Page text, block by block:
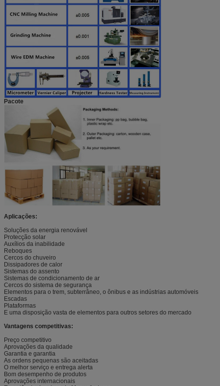
Pacote
Aplicações:
Soluções da energia renovável
Protecção solar
Auxílios da inabilidade
Reboques
Cercos do chuveiro
Dissipadores de calor
Sistemas do assento
Sistemas de condicionamento de ar
Cercos do sistema de segurança
Elementos para o trem, subterrâneo, o ônibus e as indústrias automóveis
Escadas
Plataformas
E uma disposição vasta de elementos para outros setores do mercado
Vantagens competitivas:
Preço competitivo
Aprovações da qualidade
Garantia e garantia
As ordens pequenas são aceitadas
O melhor serviço e entrega alerta
Bom desempenho de produtos
Aprovações internacionais